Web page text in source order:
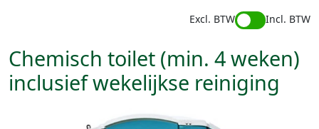
Excl. BTW
Incl. BTW
Chemisch toilet (min. 4 weken)
inclusief wekelijkse reiniging